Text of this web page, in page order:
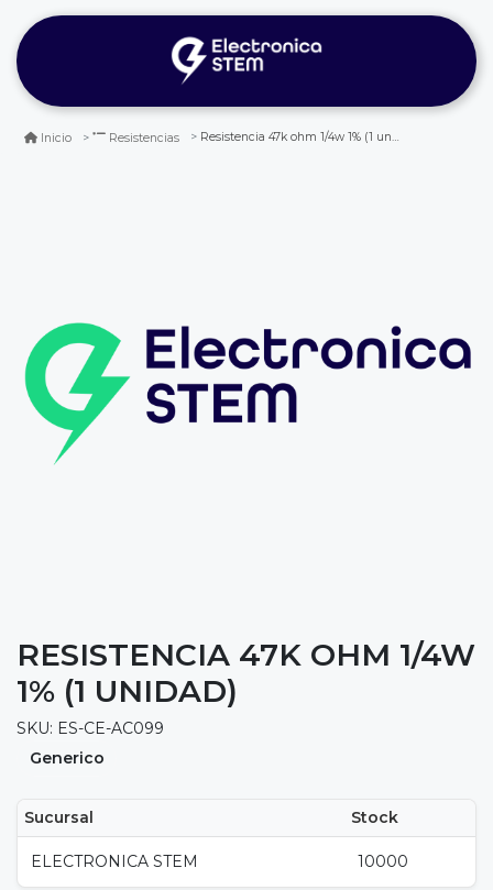
Inicio Resistencias Resistencia 47k ohm 1/4w 1% (1 unidad)
RESISTENCIA 47K OHM 1/4W
1% (1 UNIDAD)
SKU: ES-CE-AC099
Generico
Sucursal Stock
ELECTRONICA STEM 10000